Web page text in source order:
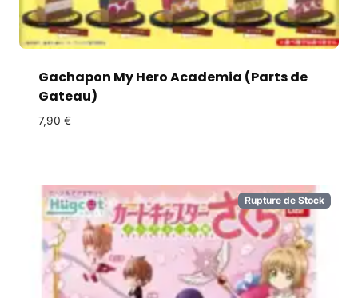
Gachapon My Hero Academia (Parts de
Gateau)
7,90 €
Rupture de Stock